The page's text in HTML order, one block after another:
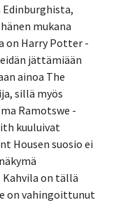
mukana
on Harry Potter -
jättämiään
ainoa The
sillä myös
Ramotswe -
kuuluivat
Housen suosio ei
on tällä
on vahingoittunut